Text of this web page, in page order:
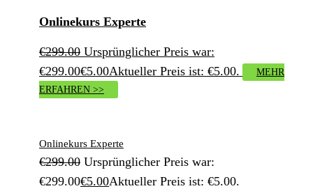
Onlinekurs Experte
€299.00 Ursprünglicher Preis war:
€299.00€5.00Aktueller Preis ist: €5.00.
MEHR
ERFAHREN >>
Onlinekurs Experte
€299.00 Ursprünglicher Preis war:
€299.00€5.00Aktueller Preis ist: €5.00.